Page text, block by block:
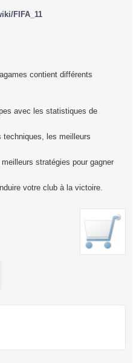
FIFA_11
contient différents
avec les statistiques de
techniques, les meilleurs
stratégies pour gagner
votre club à la victoire.